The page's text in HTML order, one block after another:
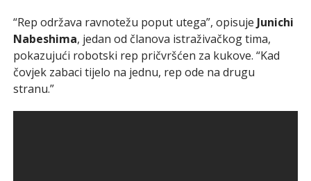
“Rep održava ravnotežu poput utega”, opisuje Junichi
Nabeshima, jedan od članova istraživačkog tima,
pokazujući robotski rep pričvršćen za kukove. “Kad
čovjek zabaci tijelo na jednu, rep ode na drugu
stranu.”